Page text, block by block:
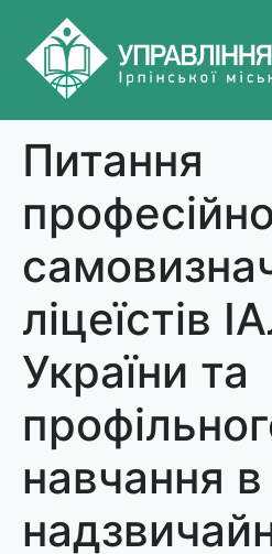
Питання
ліцеїстів
України та
навчання в